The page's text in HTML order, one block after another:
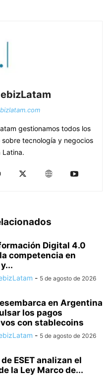
gestionamos todos los
tecnología y negocios
Latina.
Digital 4.0
competencia en
- 5 de agosto de 2026
en Argentina
los pagos
con stablecoins
- 5 de agosto de 2026
ESET analizan el
la Ley Marco de...